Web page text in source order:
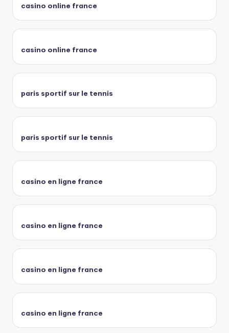
casino online france
casino online france
paris sportif sur le tennis
paris sportif sur le tennis
casino en ligne france
casino en ligne france
casino en ligne france
casino en ligne france